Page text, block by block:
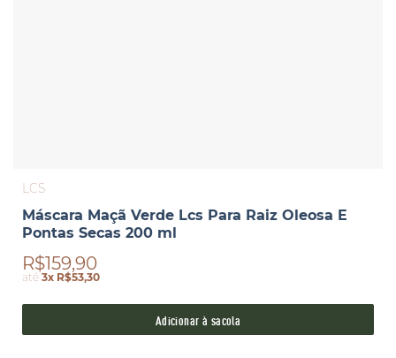
LCS
Máscara Maçã Verde Lcs Para Raiz Oleosa E
Pontas Secas 200 ml
R$159,90
até3x R$53,30
Adicionar à sacola